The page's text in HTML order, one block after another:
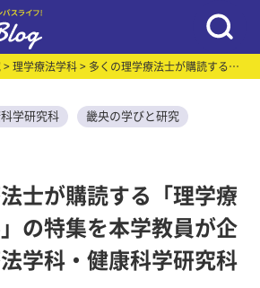
> 理学療法学科 > 多くの理学療法士が購読する
集を本学教員が企画！～理学療法学科・健康科
学研究科 畿央の学びと研究
士が購読する「理学療
の特集を本学教員が企
学科・健康科学研究科